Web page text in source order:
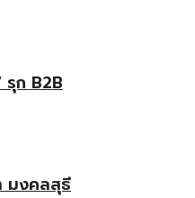
รุก B2B
มงคลสุธี